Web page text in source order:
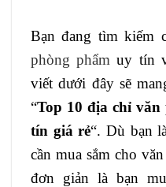
Bạn đang tìm kiếm
phòng phẩmuy tín
viết dưới đây sẽ
“Top 10 địa chỉ
tín giá rẻ“. Dù bạn
cần mua sắm cho
đơn giản là bạn